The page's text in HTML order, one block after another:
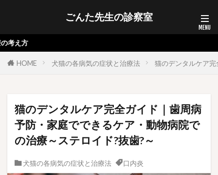
ごんた先生の診察室
HOME 犬猫の各病気の症状と治療法 猫のデンタルケア
猫のデンタルケア完全ガイド｜歯周病
予防・家庭でできるケア・動物病院で
の治療～ステロイド?抜歯?～
犬猫の各病気の症状と治療法 口内炎